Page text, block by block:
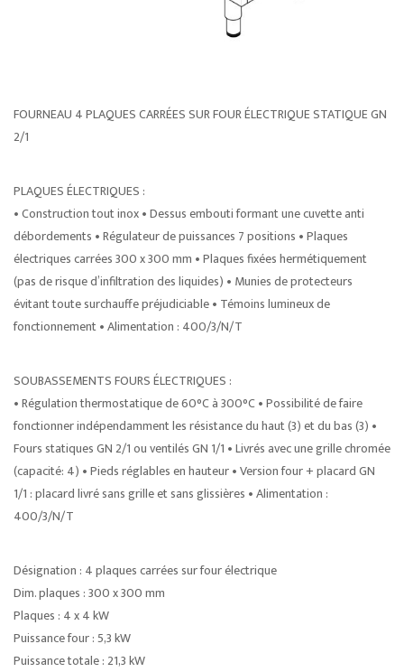
FOURNEAU 4 PLAQUES CARRÉES SUR FOUR ÉLECTRIQUE STATIQUE GN
2/1
PLAQUES ÉLECTRIQUES :
• Construction tout inox • Dessus embouti formant une cuvette anti
débordements • Régulateur de puissances 7 positions • Plaques
électriques carrées 300 x 300 mm • Plaques fixées hermétiquement
(pas de risque d’infiltration des liquides) • Munies de protecteurs
évitant toute surchauffe préjudiciable • Témoins lumineux de
fonctionnement • Alimentation : 400/3/N/T
SOUBASSEMENTS FOURS ÉLECTRIQUES :
• Régulation thermostatique de 60°C à 300°C • Possibilité de faire
fonctionner indépendamment les résistance du haut (3) et du bas (3) •
Fours statiques GN 2/1 ou ventilés GN 1/1 • Livrés avec une grille chromée
(capacité: 4) • Pieds réglables en hauteur • Version four + placard GN
1/1 : placard livré sans grille et sans glissières • Alimentation :
400/3/N/T
Désignation : 4 plaques carrées sur four électrique
Dim. plaques : 300 x 300 mm
Plaques : 4 x 4 kW
Puissance four : 5,3 kW
Puissance totale : 21,3 kW